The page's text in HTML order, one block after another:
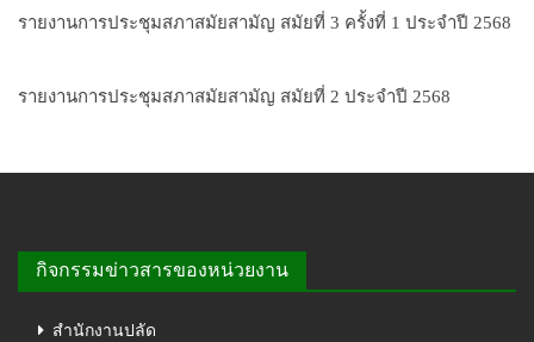
รายงานการประชุมสภาสมัยสามัญ สมัยที่ 3 ครั้งที่ 1 ประจำปี 2568
รายงานการประชุมสภาสมัยสามัญ สมัยที่ 2 ประจำปี 2568
กิจกรรมข่าวสารของหน่วยงาน
สำนักงานปลัด